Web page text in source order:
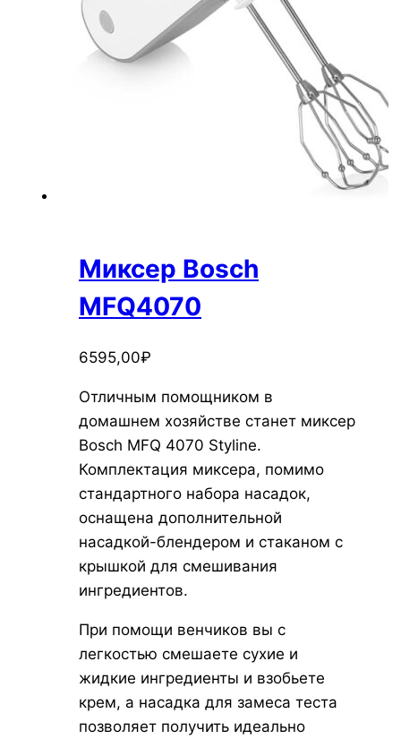
Миксер Bosch
MFQ4070
6595,00₽
Отличным помощником в
домашнем хозяйстве станет миксер
Bosch MFQ 4070 Styline.
Комплектация миксера, помимо
стандартного набора насадок,
оснащена дополнительной
насадкой-блендером и стаканом с
крышкой для смешивания
ингредиентов.
При помощи венчиков вы с
легкостью смешаете сухие и
жидкие ингредиенты и взобьете
крем, а насадка для замеса теста
позволяет получить идеально